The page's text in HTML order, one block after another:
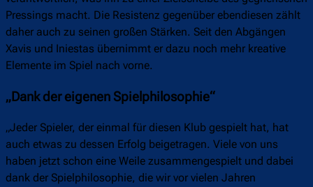
Pressings macht. Die Resistenz gegenüber ebendiesen zählt
daher auch zu seinen großen Stärken. Seit den Abgängen
Xavis und Iniestas übernimmt er dazu noch mehr kreative
Elemente im Spiel nach vorne.
„Dank der eigenen Spielphilosophie“
„Jeder Spieler, der einmal für diesen Klub gespielt hat, hat
auch etwas zu dessen Erfolg beigetragen. Viele von uns
haben jetzt schon eine Weile zusammengespielt und dabei
dank der Spielphilosophie, die wir vor vielen Jahren